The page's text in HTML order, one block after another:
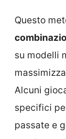
Questo
su modelli
Alcuni
specifici
passate e